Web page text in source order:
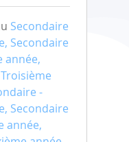
Secondaire
Secondaire
année,
-
Secondaire
année,